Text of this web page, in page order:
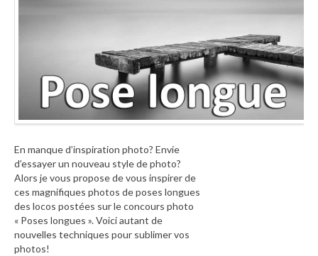
En manque d’inspiration photo? Envie
d’essayer un nouveau style de photo?
Alors je vous propose de vous inspirer de
ces magnifiques photos de poses longues
des locos postées sur le concours photo
« Poses longues ». Voici autant de
nouvelles techniques pour sublimer vos
photos!